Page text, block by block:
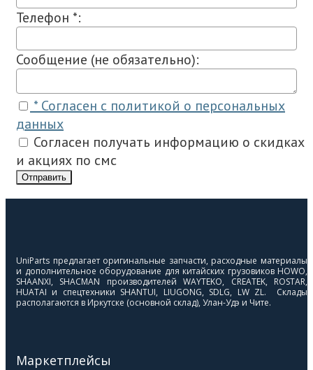
Телефон *:
Сообщение (не обязательно):
* Согласен с политикой о персональных
данных
Согласен получать информацию о скидках
и акциях по смс
Отправить
UniParts предлагает оригинальные запчасти, расходные материалы
и дополнительное оборудование для китайских грузовиков HOWO,
SHAANXI, SHACMAN производителей WAYTEKO, CREATEK, ROSTAR,
HUATAI и спецтехники SHANTUI, LIUGONG, SDLG, LW ZL. Склады
располагаются в Иркутске (основной склад), Улан-Удэ и Чите.
Маркетплейсы